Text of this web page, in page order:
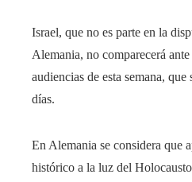
Israel, que no es parte en la
Alemania, no comparecerá
audiencias de esta semana, que
días.
En Alemania se considera que
histórico a la luz del